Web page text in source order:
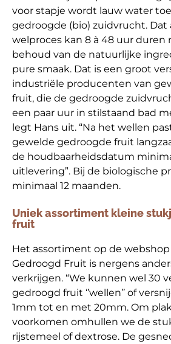
voor stapje wordt lauw water
gedroogde (bio) zuidvrucht.
welproces kan 8 à 48 uur duren
behoud van de natuurlijke
pure smaak. Dat is een groot
industriële producenten van
fruit, die de gedroogde
een paar uur in stilstaand bad
legt Hans uit. “Na het wellen
gewelde gedroogde fruit
de houdbaarheidsdatum
uitlevering”. Bij de biologische
minimaal 12 maanden.
Uniek assortiment kleine
fruit
Het assortiment op de webshop
Gedroogd Fruit is nergens
verkrijgen. “We kunnen wel 30
gedroogd fruit ‘’wellen’’ of
1mm tot en met 20mm. Om
voorkomen omhullen we de
rijstemeel of dextrose. De